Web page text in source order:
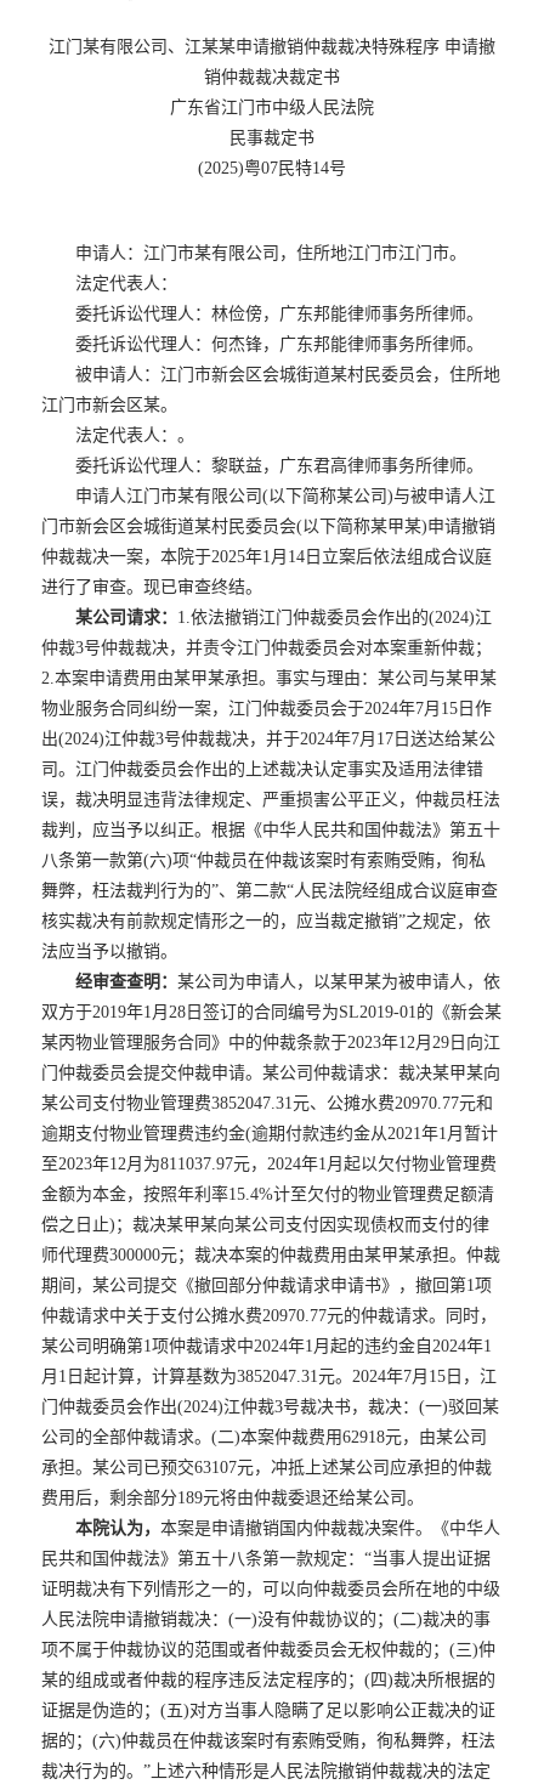
江门某有限公司、江某某申请撤销仲裁裁决特殊程序 申请撤
销仲裁裁决裁定书
广东省江门市中级人民法院
民事裁定书
(2025)粤07民特14号
申请人：江门市某有限公司，住所地江门市江门市。
法定代表人：
委托诉讼代理人：林俭傍，广东邦能律师事务所律师。
委托诉讼代理人：何杰锋，广东邦能律师事务所律师。
被申请人：江门市新会区会城街道某村民委员会，住所地
江门市新会区某。
法定代表人：。
委托诉讼代理人：黎联益，广东君高律师事务所律师。
申请人江门市某有限公司(以下简称某公司)与被申请人江
门市新会区会城街道某村民委员会(以下简称某甲某)申请撤销
仲裁裁决一案，本院于2025年1月14日立案后依法组成合议庭
进行了审查。现已审查终结。
某公司请求： 1.依法撤销江门仲裁委员会作出的(2024)江
仲裁3号仲裁裁决，并责令江门仲裁委员会对本案重新仲裁；
2.本案申请费用由某甲某承担。事实与理由：某公司与某甲某
物业服务合同纠纷一案，江门仲裁委员会于2024年7月15日作
出(2024)江仲裁3号仲裁裁决，并于2024年7月17日送达给某公
司。江门仲裁委员会作出的上述裁决认定事实及适用法律错
误，裁决明显违背法律规定、严重损害公平正义，仲裁员枉法
裁判，应当予以纠正。根据《中华人民共和国仲裁法》第五十
八条第一款第(六)项“仲裁员在仲裁该案时有索贿受贿，徇私
舞弊，枉法裁判行为的”、第二款“人民法院经组成合议庭审查
核实裁决有前款规定情形之一的，应当裁定撤销”之规定，依
法应当予以撤销。
经审查查明：某公司为申请人，以某甲某为被申请人，依
双方于2019年1月28日签订的合同编号为SL2019-01的《新会某
某丙物业管理服务合同》中的仲裁条款于2023年12月29日向江
门仲裁委员会提交仲裁申请。某公司仲裁请求：裁决某甲某向
某公司支付物业管理费3852047.31元、公摊水费20970.77元和
逾期支付物业管理费违约金(逾期付款违约金从2021年1月暂计
至2023年12月为811037.97元，2024年1月起以欠付物业管理费
金额为本金，按照年利率15.4%计至欠付的物业管理费足额清
偿之日止)；裁决某甲某向某公司支付因实现债权而支付的律
师代理费300000元；裁决本案的仲裁费用由某甲某承担。仲裁
期间，某公司提交《撤回部分仲裁请求申请书》，撤回第1项
仲裁请求中关于支付公摊水费20970.77元的仲裁请求。同时，
某公司明确第1项仲裁请求中2024年1月起的违约金自2024年1
月1日起计算，计算基数为3852047.31元。2024年7月15日，江
门仲裁委员会作出(2024)江仲裁3号裁决书，裁决：(一)驳回某
公司的全部仲裁请求。(二)本案仲裁费用62918元，由某公司
承担。某公司已预交63107元，冲抵上述某公司应承担的仲裁
费用后，剩余部分189元将由仲裁委退还给某公司。
本院认为，本案是申请撤销国内仲裁裁决案件。《中华人
民共和国仲裁法》第五十八条第一款规定：“当事人提出证据
证明裁决有下列情形之一的，可以向仲裁委员会所在地的中级
人民法院申请撤销裁决：(一)没有仲裁协议的；(二)裁决的事
项不属于仲裁协议的范围或者仲裁委员会无权仲裁的；(三)仲
某的组成或者仲裁的程序违反法定程序的；(四)裁决所根据的
证据是伪造的；(五)对方当事人隐瞒了足以影响公正裁决的证
据的；(六)仲裁员在仲裁该案时有索贿受贿，徇私舞弊，枉法
裁决行为的。”上述六种情形是人民法院撤销仲裁裁决的法定